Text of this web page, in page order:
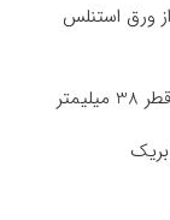
ورق استنلس